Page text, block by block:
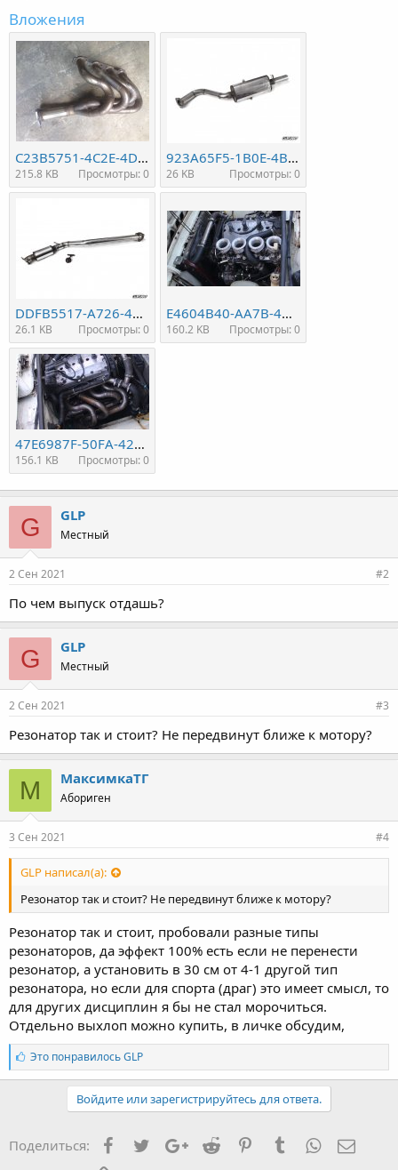
Вложения
C23B5751-4C2E-4D0E-ADFE-9D04A18C1984.jpeg
215.8 KB Просмотры: 0
923A65F5-1B0E-4BCF-A89B-01FB966B206B.jpeg
26 KB Просмотры: 0
DDFB5517-A726-4338-9630-F56C49710DD3.jpeg
26.1 KB Просмотры: 0
E4604B40-AA7B-4B90-9F76-9FA416828F71.jpeg
160.2 KB Просмотры: 0
47E6987F-50FA-4263-9B2E-46BD2BC4354F.jpeg
156.1 KB Просмотры: 0
G GLP
Местный
2 Сен 2021 #2
По чем выпуск отдашь?
G GLP
Местный
2 Сен 2021 #3
Резонатор так и стоит? Не передвинут ближе к мотору?
М МаксимкаТГ
Абориген
3 Сен 2021 #4
GLP написал(а):
Резонатор так и стоит? Не передвинут ближе к мотору?
Резонатор так и стоит, пробовали разные типы
резонаторов, да эффект 100% есть если не перенести
резонатор, а установить в 30 см от 4-1 другой тип
резонатора, но если для спорта (драг) это имеет смысл, то
для других дисциплин я бы не стал морочиться.
Отдельно выхлоп можно купить, в личке обсудим,
Л
а
й
Это понравилосьGLP
Войдите или зарегистрируйтесь для ответа.
Поделиться: FacebookTwitterGoogle+
Reddit PinterestTumblrWhatsApp